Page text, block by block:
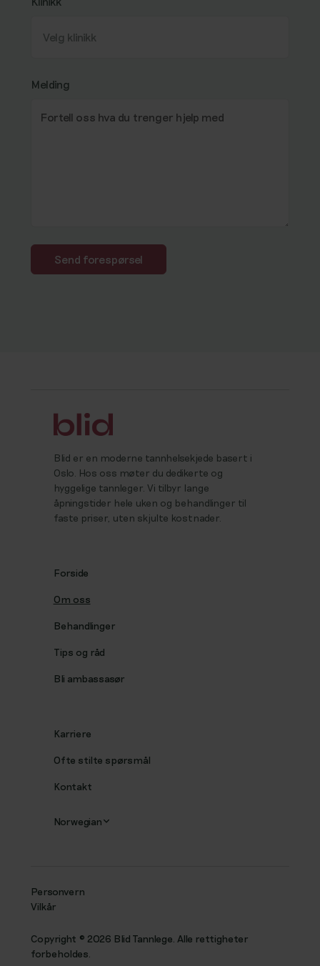
Melding
Blid er en moderne tannhelsekjede basert i
Oslo. Hos oss møter du dedikerte og
hyggelige tannleger. Vi tilbyr lange
åpningstider hele uken og behandlinger til
faste priser, uten skjulte kostnader.
Forside
Om oss
Behandlinger
Tips og råd
Bli ambassasør
Karriere
Ofte stilte spørsmål
Kontakt
Norwegian
Copyright ©️ 2026 Blid Tannlege. Alle rettigheter
forbeholdes.
Personvern
Vilkår